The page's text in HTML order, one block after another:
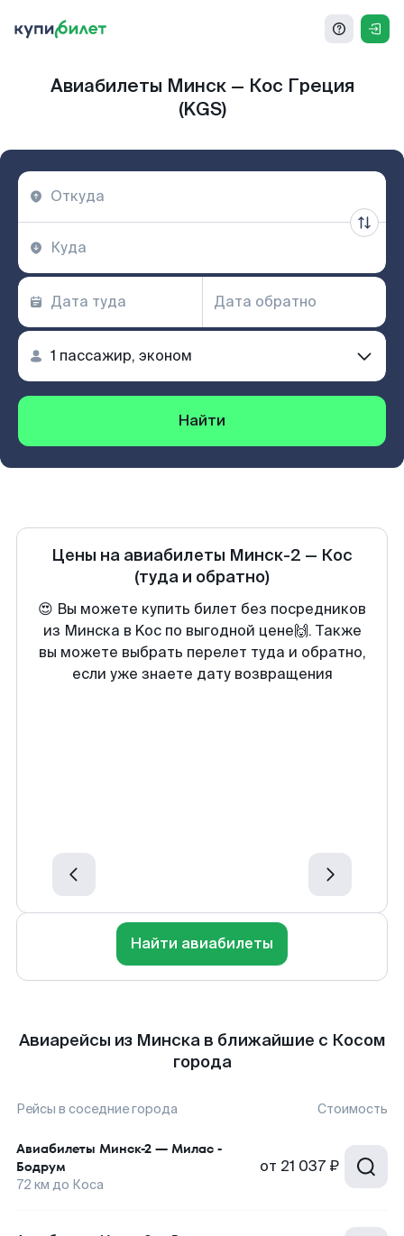
Авиабилеты Минск — Кос Греция
(KGS)
Найти
Цены на авиабилеты Минск-2 — Кос
(туда и обратно)
😍 Вы можете купить билет без посредников
из Минска в Koc по выгодной цене🙌. Также
вы можете выбрать перелет туда и обратно,
если уже знаете дату возвращения
Найти авиабилеты
Авиарейсы из Минска в ближайшие с Косом
города
Рейсы в соседние города Стоимость
Авиабилеты Минск-2 — Милас -
Бодрум
72 км до Коса
от 21 037 ₽